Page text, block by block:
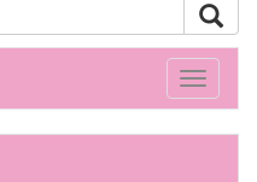
Toggle